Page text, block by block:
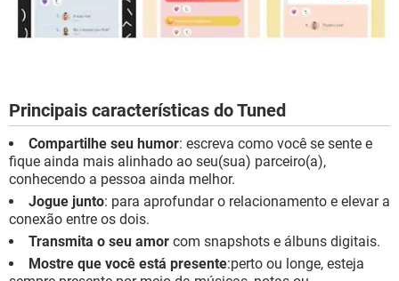
Principais características do Tuned
Compartilhe seu humor: escreva como você se sente e
fique ainda mais alinhado ao seu(sua) parceiro(a),
conhecendo a pessoa ainda melhor.
Jogue junto: para aprofundar o relacionamento e elevar a
conexão entre os dois.
Transmita o seu amor com snapshots e álbuns digitais.
Mostre que você está presente:perto ou longe, esteja